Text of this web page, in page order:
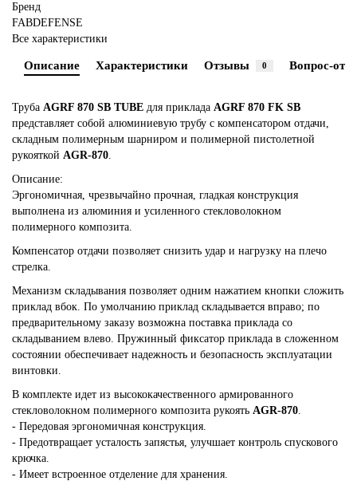
Бренд
FABDEFENSE
Все характеристики
Описание Характеристики Отзывы 0 Вопрос-
Труба AGRF 870 SB TUBE для приклада AGRF 870 FK SB
представляет собой алюминиевую трубу с компенсатором отдачи,
складным полимерным шарниром и полимерной пистолетной
рукояткой AGR-870.
Описание:
Эргономичная, чрезвычайно прочная, гладкая конструкция
выполнена из алюминия и усиленного стекловолокном
полимерного композита.
Компенсатор отдачи позволяет снизить удар и нагрузку на плечо
стрелка.
Механизм складывания позволяет одним нажатием кнопки сложить
приклад вбок. По умолчанию приклад складывается вправо; по
предварительному заказу возможна поставка приклада со
складыванием влево. Пружинный фиксатор приклада в сложенном
состоянии обеспечивает надежность и безопасность эксплуатации
винтовки.
В комплекте идет из высококачественного армированного
стекловолокном полимерного композита рукоять AGR-870.
- Передовая эргономичная конструкция.
- Предотвращает усталость запястья, улучшает контроль спускового
крючка.
- Имеет встроенное отделение для хранения.